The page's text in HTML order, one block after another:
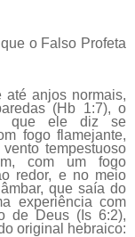
o Falso Profeta
anjos normais,
(Hb 1:7), o
que ele diz se
fogo flamejante,
tempestuoso
com um fogo
redor, e no meio
que saía do
experiência com
de Deus (Is 6:2),
original hebraico: